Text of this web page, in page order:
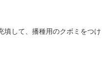
填して、播種用のクボミをつけ